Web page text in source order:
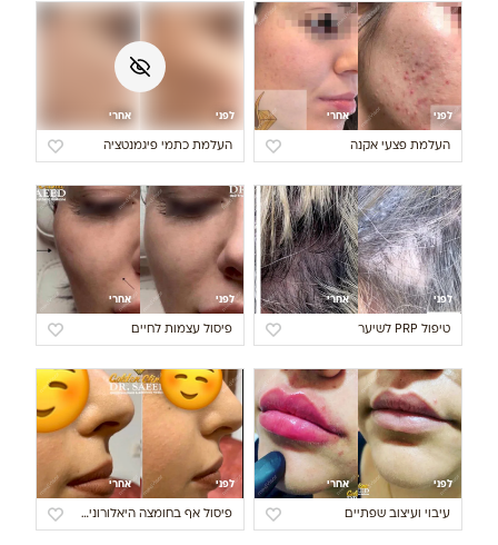
לפני אחרי
העלמת פצעי אקנה
לפני אחרי
העלמת כתמי פיגמנטציה
לפני אחרי
טיפול PRP לשיער
לפני אחרי
פיסול עצמות לחיים
לפני אחרי
עיבוי ועיצוב שפתיים
לפני אחרי
פיסול אף בחומצה היאלורונית